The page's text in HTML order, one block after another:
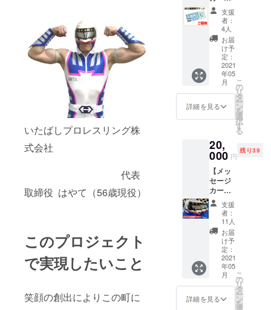
いたばしプロレスリング株
式会社
代表
取締役 はやて（56歳現役）
このプロジェクト
で実現したいこと
笑顔の創出によりこの町に
ちゃん
・マス
クドふ
などん
・中里
哲也 ・
ウルフ
智也 ◇
非売品T
シャツ
ご希望
ださい
タッグ
(トーナ
メント)
大会を
イメー
ジした
デザイ
ンを予
定して
います
◇マス
ク型コ
イン
メキシ
カード
以下の
選手か
らラン
ダムに
お届け
します
・はや
て ・ま
るこ ・
グレー
ハッ
ピー
ロード
マン ・
なかい
たへそ
マスク
・いた
ばし不
動ッ
ピー ・
トキワ
ダイ
オー ・
キュー
ティー
・ピカ
＋非売
品Tシャ
ツ＋リ
ングサ
イド席
観戦チ
ケット1
名様】
◇メッ
セージ
カード
以下の
選手か
ダムに
お届け
します
・はや
て ・ま
るこ ・
グレー
ト・ピ
カちゃ
ん ・
ハッ
ピー
ロード
マン ・
なかい
たへそ
マスク
支援
者：
4人
お届
け予
定：
2021
年05
月
詳細を見る
こ
の
リ
タ
ー
ン
を
選
択
す
る
20,
000 円
残り39
【メッ
セージ
カード
＋非売
品Tシャ
ツ＋は
やて応
援用マ
スク＋
はやて
DVD2作
品＋"板
橋の
いっぴ
ん"「中
支援
者：
11人
お届
け予
定：
2021
年05
月
詳細を見る
こ
の
リ
タ
ー
ン
を